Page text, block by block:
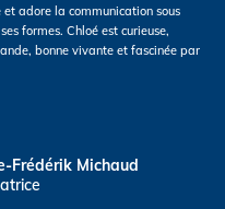
et adore la communication sous
formes. Chloé est curieuse,
bonne vivante et fascinée par
Frédérik Michaud